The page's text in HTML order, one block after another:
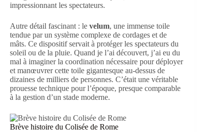
impressionnant les spectateurs.
Autre détail fascinant : le velum, une immense toile
tendue par un système complexe de cordages et de
mâts. Ce dispositif servait à protéger les spectateurs du
soleil ou de la pluie. Quand je l’ai découvert, j’ai eu du
mal à imaginer la coordination nécessaire pour déployer
et manœuvrer cette toile gigantesque au-dessus de
dizaines de milliers de personnes. C’était une véritable
prouesse technique pour l’époque, presque comparable
à la gestion d’un stade moderne.
Brève histoire du Colisée de Rome